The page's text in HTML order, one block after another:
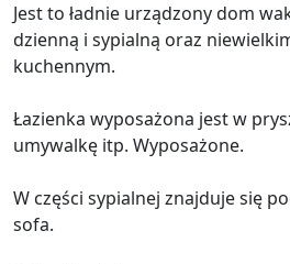
Jest to ładnie urządzony dom
dzienną i sypialną oraz
kuchennym.
Łazienka wyposażona jest w
umywalkę itp. Wyposażone.
W części sypialnej znajduje się
sofa.